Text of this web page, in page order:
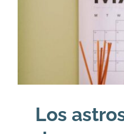
Los